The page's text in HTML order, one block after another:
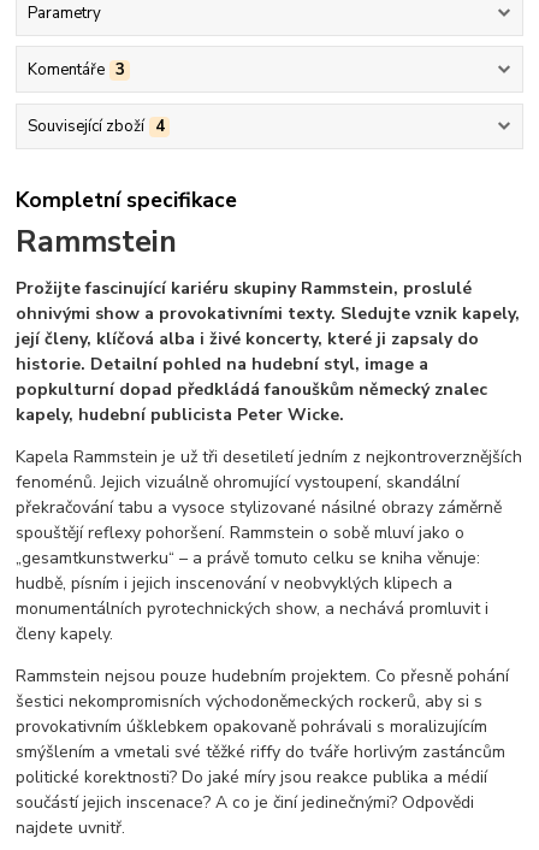
Parametry
Komentáře 3
Související zboží 4
Kompletní specifikace
Rammstein
Prožijte fascinující kariéru skupiny Rammstein, proslulé
ohnivými show a provokativními texty. Sledujte vznik kapely,
její členy, klíčová alba i živé koncerty, které ji zapsaly do
historie. Detailní pohled na hudební styl, image a
popkulturní dopad předkládá fanouškům německý znalec
kapely, hudební publicista Peter Wicke.
Kapela Rammstein je už tři desetiletí jedním z nejkontroverznějších
fenoménů. Jejich vizuálně ohromující vystoupení, skandální
překračování tabu a vysoce stylizované násilné obrazy záměrně
spouštějí reflexy pohoršení. Rammstein o sobě mluví jako o
„gesamtkunstwerku“ – a právě tomuto celku se kniha věnuje:
hudbě, písním i jejich inscenování v neobvyklých klipech a
monumentálních pyrotechnických show, a nechává promluvit i
členy kapely.
Rammstein nejsou pouze hudebním projektem. Co přesně pohání
šestici nekompromisních východoněmeckých rockerů, aby si s
provokativním úšklebkem opakovaně pohrávali s moralizujícím
smýšlením a vmetali své těžké riffy do tváře horlivým zastáncům
politické korektnosti? Do jaké míry jsou reakce publika a médií
součástí jejich inscenace? A co je činí jedinečnými? Odpovědi
najdete uvnitř.